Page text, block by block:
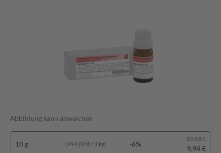
Abbildung kann abweichen
10 g (994,00 € / 1 kg) -6%
10,63 €
9,94 €